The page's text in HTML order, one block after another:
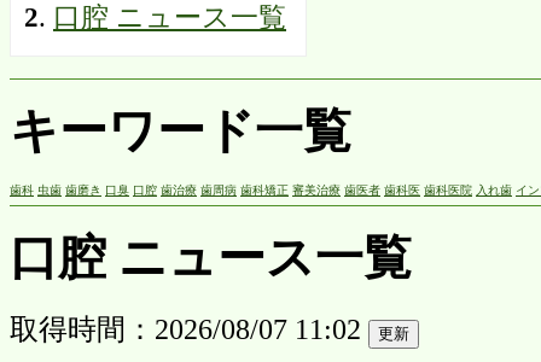
2. 口腔 ニュース一覧
キーワード一覧
歯科 虫歯 歯磨き 口臭 口腔 歯治療 歯周病 歯科矯正 審美治療 歯医者 歯科医 歯科医院 入れ歯 イ
口腔 ニュース一覧
取得時間：2026/08/07 11:02